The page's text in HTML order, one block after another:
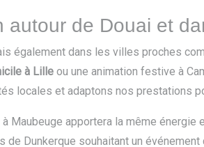
autour de Douai et
également dans les villes proches
à Lille ou une animation festive à
locales et adaptons nos prestations
Maubeuge apportera la même
Dunkerque souhaitant un